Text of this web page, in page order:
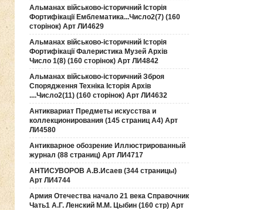
Альманах військово-історичний Історія
Фортифікації Емблематика...Число2(7) (160
сторінок) Арт ЛИ4629
Альманах військово-історичний Історія
Фортифікації Фалеристика Музей Архів
Число 1(8) (160 сторінок) Арт ЛИ4842
Альманах військово-історичний Зброя
Спорядження Техніка Історія Архів
....Число2(11) (160 сторінок) Арт ЛИ4632
Антиквариат Предметы искусства и
коллекционирования (145 страниц А4) Арт
ЛИ4580
Антикварное обозрение Иллюстрированный
журнал (88 страниц) Арт ЛИ4717
АНТИСУВОРОВ А.В.Исаев (344 страницы)
Арт ЛИ4744
Армия Отечества начало 21 века Справочник
Чать1 А.Г. Ленский М.М. Цыбин (160 стр) Арт